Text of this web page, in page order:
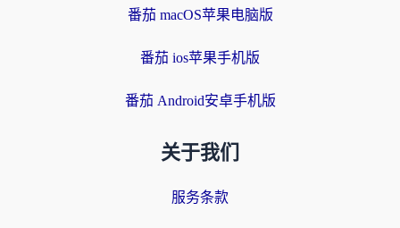
番茄 macOS苹果电脑版
番茄 ios苹果手机版
番茄 Android安卓手机版
关于我们
服务条款